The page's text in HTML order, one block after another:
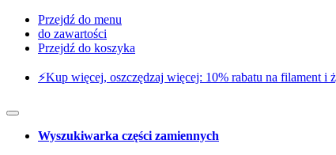
Przejdź do menu
do zawartości
Przejdź do koszyka
⚡️Kup więcej, oszczędzaj więcej: 10% rabatu na filament i
Wyszukiwarka części zamiennych